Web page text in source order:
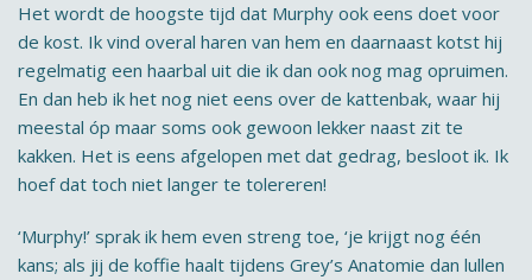
Het wordt de hoogste tijd dat Murphy ook eens doet voor
de kost. Ik vind overal haren van hem en daarnaast kotst hij
regelmatig een haarbal uit die ik dan ook nog mag opruimen.
En dan heb ik het nog niet eens over de kattenbak, waar hij
meestal óp maar soms ook gewoon lekker naast zit te
kakken. Het is eens afgelopen met dat gedrag, besloot ik. Ik
hoef dat toch niet langer te tolereren!
‘Murphy!’ sprak ik hem even streng toe, ‘je krijgt nog één
kans; als jij de koffie haalt tijdens Grey’s Anatomie dan lullen